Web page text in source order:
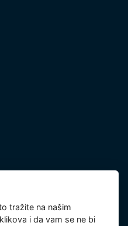
podataka
tražite na našim
i da vam se ne bi